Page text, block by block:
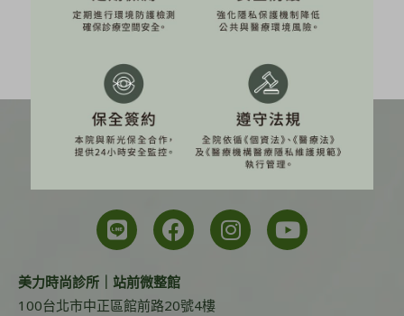
網紅《睡睡子》海芙媚必提心得分享~拯救雙下巴與眼周
美力時尚診所 | 微整館
美力時尚診所｜站前微整館
100台北市中正區館前路20號4樓